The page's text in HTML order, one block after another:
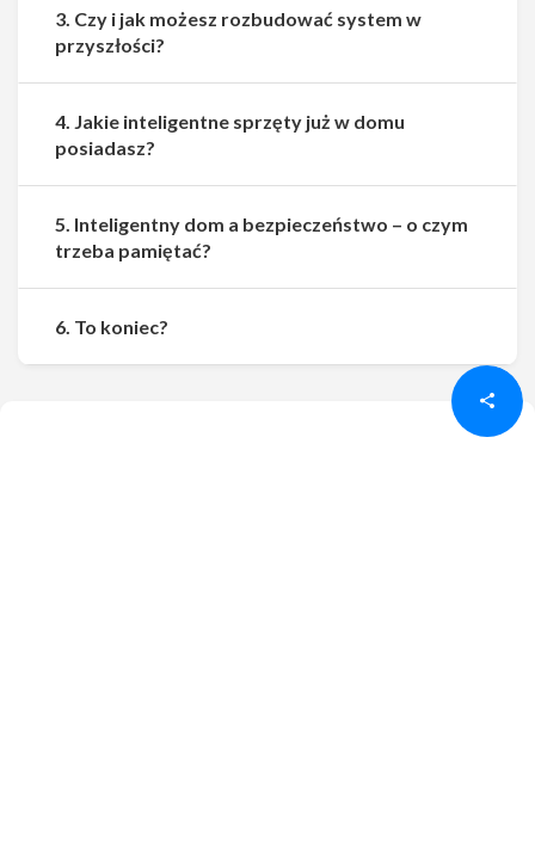
Udostępnij
3. Czy i jak możesz rozbudować system w
przyszłości?
4. Jakie inteligentne sprzęty już w domu
posiadasz?
5. Inteligentny dom a bezpieczeństwo – o czym
trzeba pamiętać?
6. To koniec?